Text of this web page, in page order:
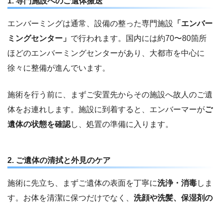
エンバーミングは通常、設備の整った専門施設 「エンバー
ミングセンター」 で行われます。国内には約70〜80箇所
ほどのエンバーミングセンターがあり、大都市を中心に
徐々に整備が進んでいます。
施術を行う前に、まずご安置先からその施設へ故人のご遺
体をお連れします。施設に到着すると、エンバーマーがご
遺体の状態を確認し、処置の準備に入ります。
2. ご遺体の清拭と外見のケア
施術に先立ち、まずご遺体の表面を丁寧に洗浄・消毒しま
す。お体を清潔に保つだけでなく、 洗顔や洗髪、保湿剤の